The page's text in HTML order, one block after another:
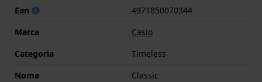
Ean
4971850070344
Marca
Casio
Categoria
Timeless
Nome
Classic